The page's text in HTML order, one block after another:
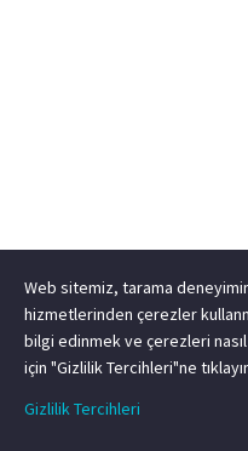
Web sitemiz, tarama
hizmetlerinden çerezler
bilgi edinmek ve çerezleri
için "Gizlilik Tercihleri"ne
Gizlilik Tercihleri